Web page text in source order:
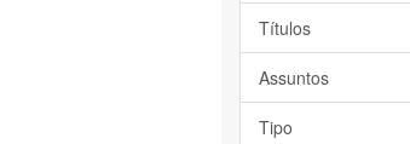
Títulos
Assuntos
Tipo